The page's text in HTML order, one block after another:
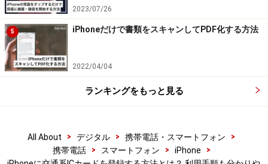
ことをおすすめします。
・「エクスプレスカード」をタップ
エクスプレスカードへの登録
をタップ。続けて「エクスプレスカード」をタップしま
2023/07/26
5 iPhoneだけで書類をスキャンしてPDF化する方法
2022/04/04
ランキングをもっと見る
All About > デジタル > 携帯電話・スマートフォン
>
携帯電話
> スマートフォン > iPhone
>